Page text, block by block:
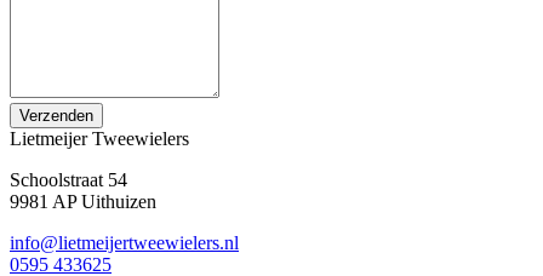
Verzenden
Lietmeijer Tweewielers
Schoolstraat 54
9981 AP Uithuizen
info@lietmeijertweewielers.nl
0595 433625